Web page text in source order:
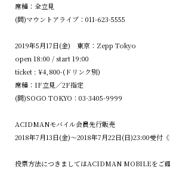
席種：全立見
(問)マウントアライブ：011-623-5555
2019年5月17日(金) 東京：Zepp Tokyo
open 18:00 / start 19:00
ticket : ¥4,800-(ドリンク別)
席種：1F立見／2F指定
(問)SOGO TOKYO：03-3405-9999
ACIDMANモバイル会員先行販売
2018年7月13日(金)〜2018年7月22日(日)23:00受付《
投票方法につきましてはACIDMAN MOBILEをご確